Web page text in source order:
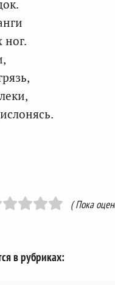
( Пока
в рубриках: